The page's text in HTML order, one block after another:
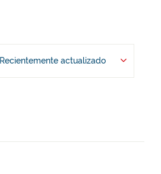
Recientemente actualizado